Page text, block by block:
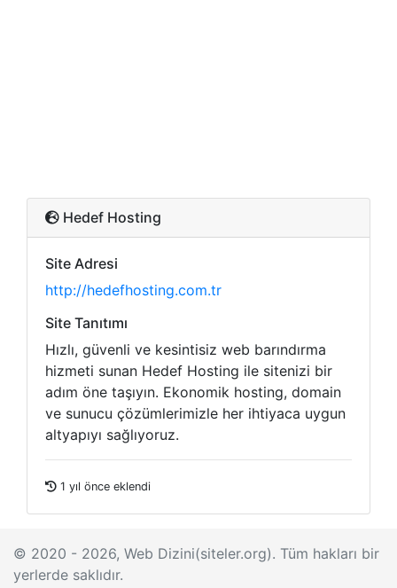
Hedef Hosting
Site Adresi
http://hedefhosting.com.tr
Site Tanıtımı
Hızlı, güvenli ve kesintisiz web barındırma
hizmeti sunan Hedef Hosting ile sitenizi bir
adım öne taşıyın. Ekonomik hosting, domain
ve sunucu çözümlerimizle her ihtiyaca uygun
altyapıyı sağlıyoruz.
1 yıl önce eklendi
© 2020 - 2026, Web Dizini(siteler.org). Tüm hakları bir
yerlerde saklıdır.